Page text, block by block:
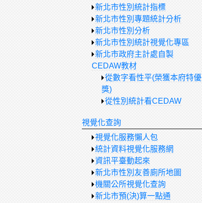
新北市性別統計指標
新北市性別專題統計分析
新北市性別分析
新北市性別統計視覺化專區
新北市政府主計處自製
CEDAW教材
從數字看性平(榮獲本府特優
獎)
從性別統計看CEDAW
視覺化查詢
視覺化服務懶人包
統計資料視覺化服務網
資訊平臺動起來
新北市性別友善廁所地圖
機關公所視覺化查詢
新北市預(決)算一點通